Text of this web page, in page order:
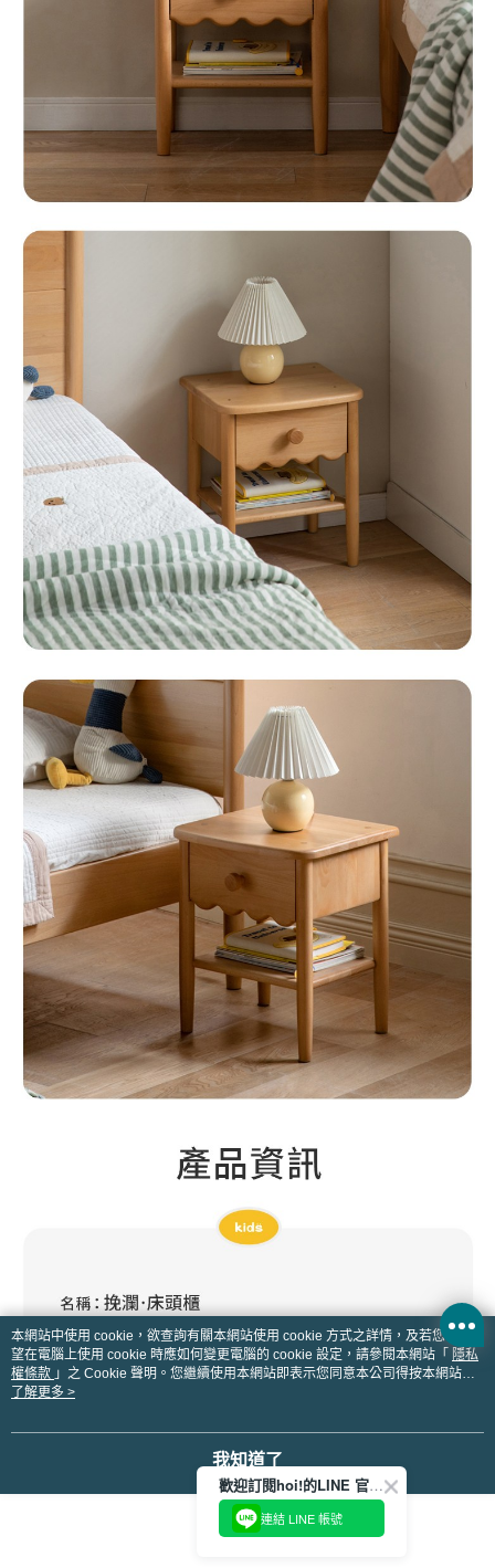
本網站中使用 cookie，欲查詢有關本網站使用 cookie 方式之詳情，及若您不希
望在電腦上使用 cookie 時應如何變更電腦的 cookie 設定，請參閱本網站「 隱私
權條款 」之 Cookie 聲明。您繼續使用本網站即表示您同意本公司得按本網站使
用條款之 Cookie 聲明使用 cookie。
了解更多 >
我知道了
歡迎訂閱hoi!的LINE 官方帳號
連結 LINE 帳號